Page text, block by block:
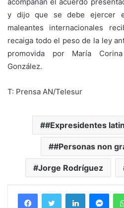
y dijo que se debe ejercer
maleantes internacionales
recaiga todo el peso de la ley
promovida por María
González.
T: Prensa AN/Telesur
#Expresidentes
#Personas non
Jorge Rodríguez
FacebookTwitter LinkedIn